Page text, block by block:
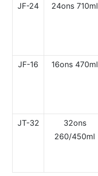
JF-24
24ons 710ml
JF-16
16ons 470ml
JT-32
32ons
260/450ml